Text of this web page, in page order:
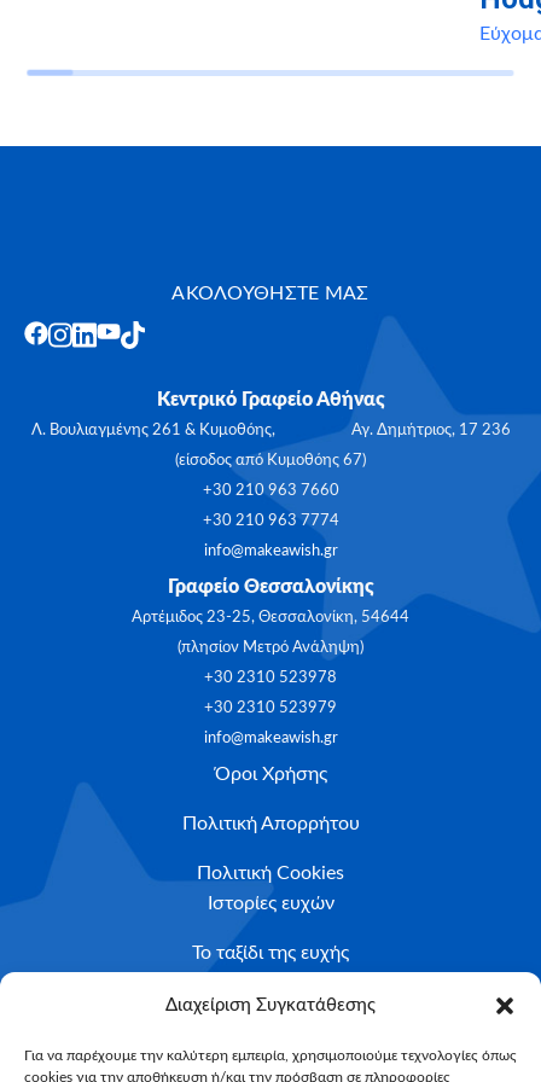
Διαχείριση Συγκατάθεσης
Για να παρέχουμε την καλύτερη εμπειρία, χρησιμοποιούμε τεχνολογίες όπως
cookies για την αποθήκευση ή/και την πρόσβαση σε πληροφορίες
ΑΚΟΛΟΥΘΗΣΤΕ ΜΑΣ
Κεντρικό Γραφείο Αθήνας
Λ. Βουλιαγμένης 261 & Κυμοθόης, Αγ. Δημήτριος, 17 236
(είσοδος από Κυμοθόης 67)
+30 210 963 7660
+30 210 963 7774
info@makeawish.gr
Γραφείο Θεσσαλονίκης
Αρτέμιδος 23-25, Θεσσαλονίκη, 54644
(πλησίον Μετρό Ανάληψη)
+30 2310 523978
+30 2310 523979
info@makeawish.gr
Όροι Χρήσης
Πολιτική Απορρήτου
Πολιτική Cookies
Ιστορίες ευχών
Το ταξίδι της ευχής
Κριτήρια Καταλληλότητας
Υποβολή Αιτήματος